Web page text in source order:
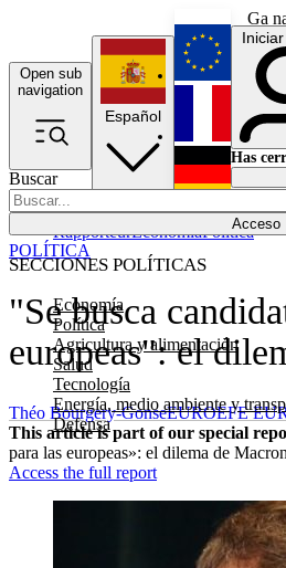
Ga
Open sub
navigation
Buscar
Acceso
SECCIONES POLÍTICAS
Economía
Política
Agricultura y alimentación
Salud
Tecnología
Energía, medio ambiente y
Defensa
RapporteurEconomíaPolítica
Español
English
Français
Has
"Se busca
europeas": el
POLÍTICA
Théo Bourgery-GonseEUROEFE
This article is part of our special
para las europeas»: el dilema de
Access the full report